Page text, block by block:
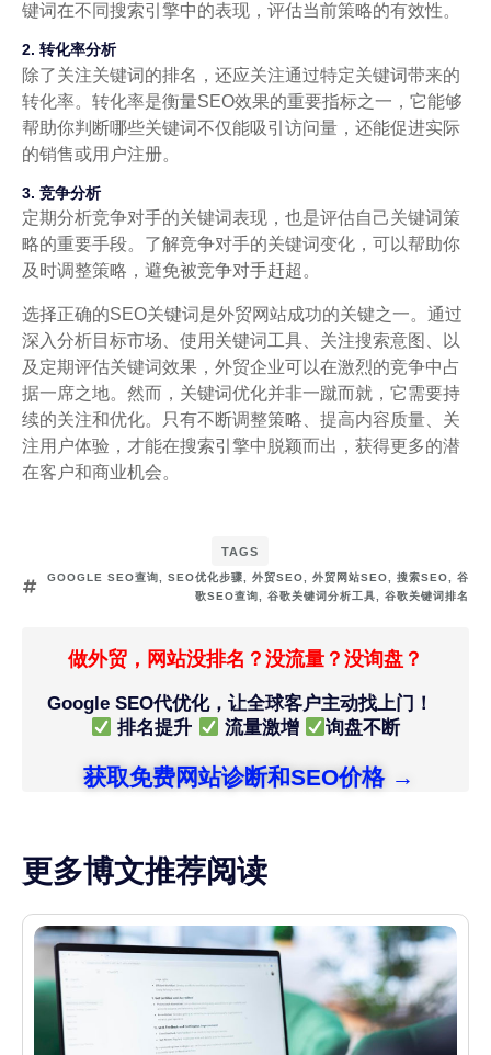
键词在不同搜索引擎中的表现，评估当前策略的有效性。
2. 转化率分析
除了关注关键词的排名，还应关注通过特定关键词带来的
转化率。转化率是衡量SEO效果的重要指标之一，它能够
帮助你判断哪些关键词不仅能吸引访问量，还能促进实际
的销售或用户注册。
3. 竞争分析
定期分析竞争对手的关键词表现，也是评估自己关键词策
略的重要手段。了解竞争对手的关键词变化，可以帮助你
及时调整策略，避免被竞争对手赶超。
选择正确的SEO关键词是外贸网站成功的关键之一。通过
深入分析目标市场、使用关键词工具、关注搜索意图、以
及定期评估关键词效果，外贸企业可以在激烈的竞争中占
据一席之地。然而，关键词优化并非一蹴而就，它需要持
续的关注和优化。只有不断调整策略、提高内容质量、关
注用户体验，才能在搜索引擎中脱颖而出，获得更多的潜
在客户和商业机会。
TAGS
GOOGLE SEO查询 SEO优化步骤 外贸SEO 外贸网站SEO 搜索SEO
谷
歌SEO查询
谷歌关键词分析工具 谷歌关键词排名
做外贸，网站没排名？没流量？没询盘？
Google SEO代优化，让全球客户主动找上门！
排名提升
流量激增 询盘不断
获取免费网站诊断和SEO价格 →
更多博文推荐阅读